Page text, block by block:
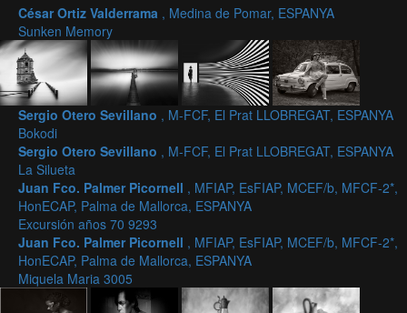
César Ortiz Valderrama , Medina de Pomar, ESPANYA
Sunken Memory
Sergio Otero Sevillano , M-FCF, El Prat LLOBREGAT, ESPANYA
Bokodi
Sergio Otero Sevillano , M-FCF, El Prat LLOBREGAT, ESPANYA
La Silueta
Juan Fco. Palmer Picornell , MFIAP, EsFIAP, MCEF/b, MFCF-2*,
HonECAP, Palma de Mallorca, ESPANYA
Excursión años 70 9293
Juan Fco. Palmer Picornell , MFIAP, EsFIAP, MCEF/b, MFCF-2*,
HonECAP, Palma de Mallorca, ESPANYA
Miquela Maria 3005